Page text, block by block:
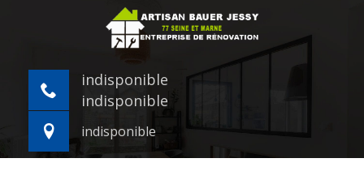
indisponible
indisponible
indisponible